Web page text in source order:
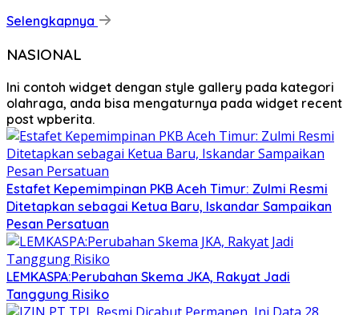
Selengkapnya
NASIONAL
Ini contoh widget dengan style gallery pada kategori
olahraga, anda bisa mengaturnya pada widget recent
post wpberita.
Estafet Kepemimpinan PKB Aceh Timur: Zulmi Resmi
Ditetapkan sebagai Ketua Baru, Iskandar Sampaikan
Pesan Persatuan
LEMKASPA:Perubahan Skema JKA, Rakyat Jadi
Tanggung Risiko